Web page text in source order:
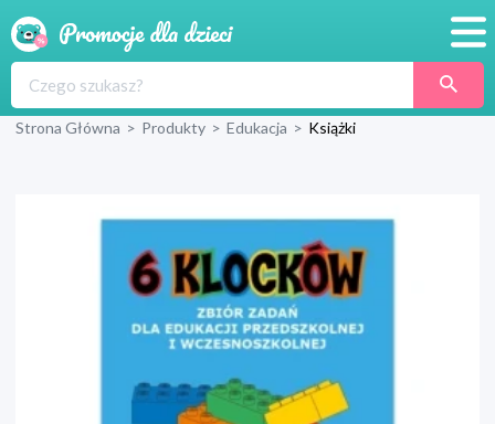
Produkty
Wyprawka
Strona Główna > Produkty > Edukacja > Książki